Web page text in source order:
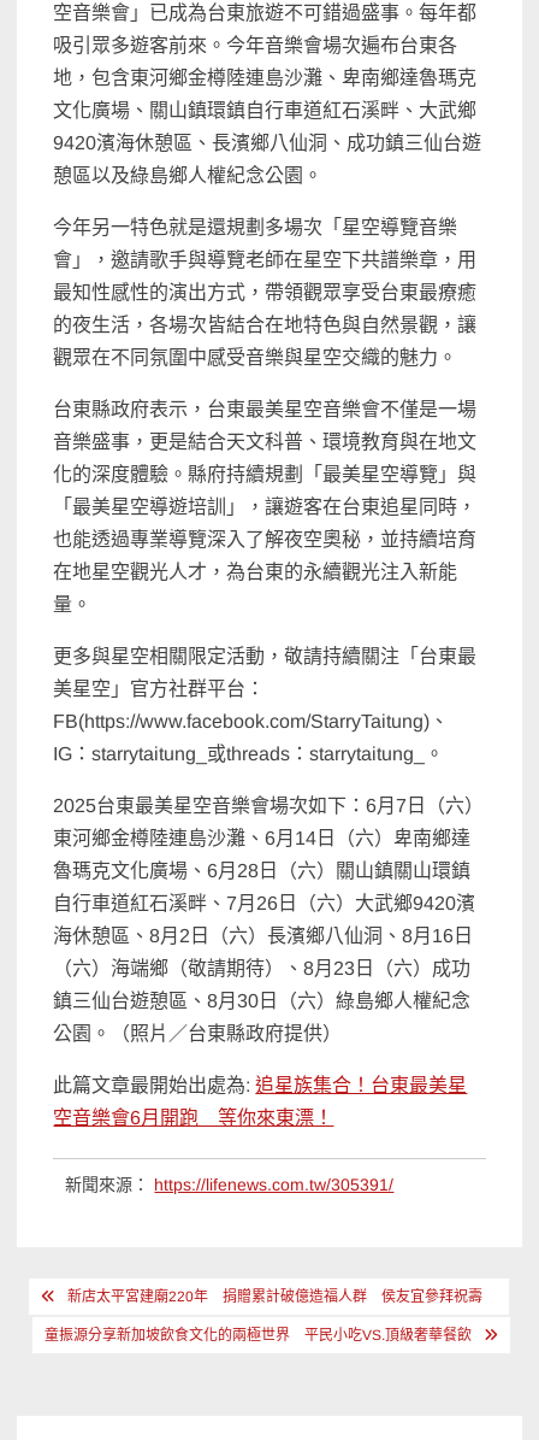
空音樂會」已成為台東旅遊不可錯過盛事。每年都
吸引眾多遊客前來。今年音樂會場次遍布台東各
地，包含東河鄉金樽陸連島沙灘、卑南鄉達魯瑪克
文化廣場、關山鎮環鎮自行車道紅石溪畔、大武鄉
9420濱海休憩區、長濱鄉八仙洞、成功鎮三仙台遊
憩區以及綠島鄉人權紀念公園。
今年另一特色就是還規劃多場次「星空導覽音樂
會」，邀請歌手與導覽老師在星空下共譜樂章，用
最知性感性的演出方式，帶領觀眾享受台東最療癒
的夜生活，各場次皆結合在地特色與自然景觀，讓
觀眾在不同氛圍中感受音樂與星空交織的魅力。
台東縣政府表示，台東最美星空音樂會不僅是一場
音樂盛事，更是結合天文科普、環境教育與在地文
化的深度體驗。縣府持續規劃「最美星空導覽」與
「最美星空導遊培訓」，讓遊客在台東追星同時，
也能透過專業導覽深入了解夜空奧秘，並持續培育
在地星空觀光人才，為台東的永續觀光注入新能
量。
更多與星空相關限定活動，敬請持續關注「台東最
美星空」官方社群平台：
FB(https://www.facebook.com/StarryTaitung)、
IG：starrytaitung_或threads：starrytaitung_。
2025台東最美星空音樂會場次如下：6月7日（六）
東河鄉金樽陸連島沙灘、6月14日（六）卑南鄉達
魯瑪克文化廣場、6月28日（六）關山鎮關山環鎮
自行車道紅石溪畔、7月26日（六）大武鄉9420濱
海休憩區、8月2日（六）長濱鄉八仙洞、8月16日
（六）海端鄉（敬請期待）、8月23日（六）成功
鎮三仙台遊憩區、8月30日（六）綠島鄉人權紀念
公園。（照片／台東縣政府提供）
此篇文章最開始出處為:追星族集合！台東最美星
空音樂會6月開跑 等你來東漂！
新聞來源： https://lifenews.com.tw/305391/
文
章
新店太平宮建廟220年 捐贈累計破億造福人群 侯友宜參拜祝壽
童振源分享新加坡飲食文化的兩極世界 平民小吃VS.頂級奢華餐飲